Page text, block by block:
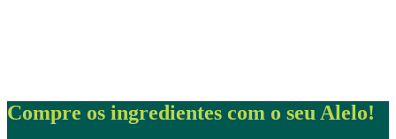
Compre os ingredientes com o seu Alelo!